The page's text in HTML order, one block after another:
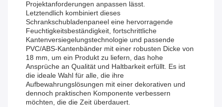
Projektanforderungen anpassen lässt.
Letztendlich kombiniert dieses
Schrankschubladenpaneel eine hervorragende
Feuchtigkeitsbeständigkeit, fortschrittliche
Kantenversiegelungstechnologie und passende
PVC/ABS-Kantenbänder mit einer robusten Dicke von
18 mm, um ein Produkt zu liefern, das hohe
Ansprüche an Qualität und Haltbarkeit erfüllt. Es ist
die ideale Wahl für alle, die ihre
Aufbewahrungslösungen mit einer dekorativen und
dennoch praktischen Komponente verbessern
möchten, die die Zeit überdauert.